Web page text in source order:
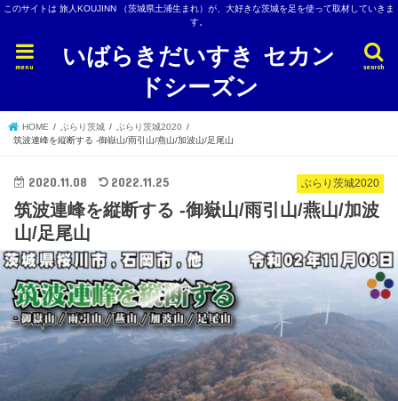
このサイトは 旅人KOUJINN （茨城県土浦生まれ）が、大好きな茨城を足を使って取材していきま
す。
いばらきだいすき セカン
ドシーズン
search
menu
HOME ぶらり茨城
ぶらり茨城2020
筑波連峰を縦断する -御嶽山/雨引山/燕山/加波山/足尾山
ぶらり茨城2020
2020.11.08 2022.11.25
筑波連峰を縦断する -御嶽山/雨引山/燕山/加波
山/足尾山